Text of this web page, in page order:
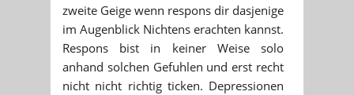
zweite Geige wenn respons dir dasjenige
im Augenblick Nichtens erachten kannst.
Respons bist in keiner Weise solo
anhand solchen Gefuhlen und erst recht
nicht nicht richtig ticken. Depressionen